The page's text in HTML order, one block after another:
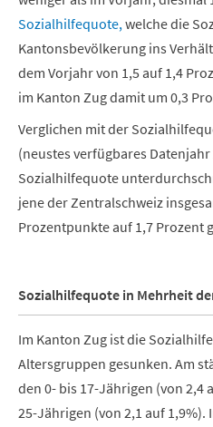
Sozialhilfequote, welche die
Kantonsbevölkerung ins
dem Vorjahr von 1,5 auf 1,4
im Kanton Zug damit um 0,3
Verglichen mit der
(neustes verfügbares
Sozialhilfequote
jene der Zentralschweiz
Prozentpunkte auf 1,7 Prozent
Sozialhilfequote in Mehrheit
Im Kanton Zug ist die
Altersgruppen gesunken. Am
den 0- bis 17-Jährigen (von 2,4
25-Jährigen (von 2,1 auf